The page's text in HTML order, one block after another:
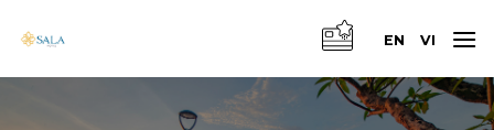
EN VI